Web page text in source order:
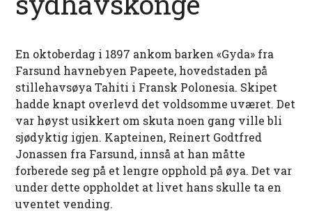
En oktoberdag i 1897 ankom barken «Gyda» fra
Farsund havnebyen Papeete, hovedstaden på
stillehavsøya Tahiti i Fransk Polonesia. Skipet
hadde knapt overlevd det voldsomme uværet. Det
var høyst usikkert om skuta noen gang ville bli
sjødyktig igjen. Kapteinen, Reinert Godtfred
Jonassen fra Farsund, innså at han måtte
forberede seg på et lengre opphold på øya. Det var
under dette oppholdet at livet hans skulle ta en
uventet vending.